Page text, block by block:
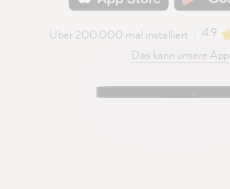
Über 200.000 mal installiert
4.9
Das kann unsere App